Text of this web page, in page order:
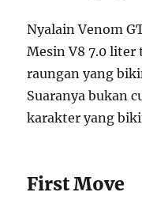
Nyalain Venom
Mesin V8 7.0
raungan yang
Suaranya bukan
karakter yang
First Move